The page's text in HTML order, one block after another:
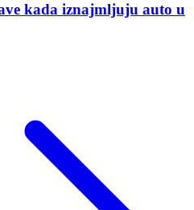
kada iznajmljuju auto u